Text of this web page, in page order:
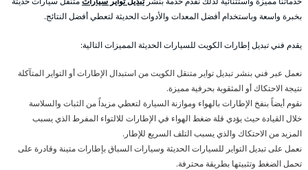
بخبرة واسعة وباستخدام أفضل المعدات والأدوات الحديثة لتعطي أفضل النتائج.
يقدم فني تبديل إطارات الكويت للسيارات الحديثة المميزات التالية:
نعمل عبر فني بنشر تبديل تواير متنقل الكويت من استبدال الإطارات أو التواير المتآكلة
نتيجة الاحتكاك أو المثقوبة بحرفية مميزة.
نقوم أيضاً بنفخ الإطارات بالهواء وموازنة السيارة لتعطي مزيداً من الثبات والسلاسة
خلال القيادة حيث يؤدي قلة ضغط الهواء في الإطارات للالتواء المفرط الذي يسبب
المزيد من الاحتكاك والذي يسبب التلف السريع للإطار.
نعمل على تبديل التواير للسيارات الحديثة وسيارات السباق بإطارات متينة وقادرة على
تحمل الضغط وتثبيتها بطريقة محترفة.